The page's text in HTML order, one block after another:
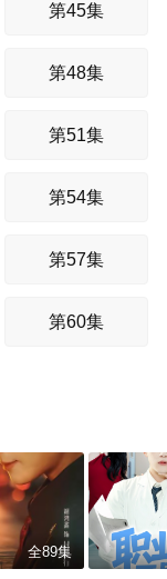
第45集
第48集
第51集
第54集
第57集
第60集
全89集